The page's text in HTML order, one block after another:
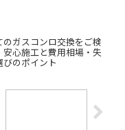
のガスコンロ交換をご検
安心施工と費用相場・失
のポイント